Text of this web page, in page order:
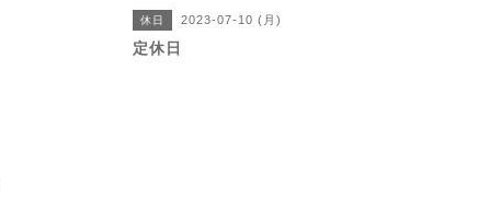
休日 2023-07-10 (月)
定休日